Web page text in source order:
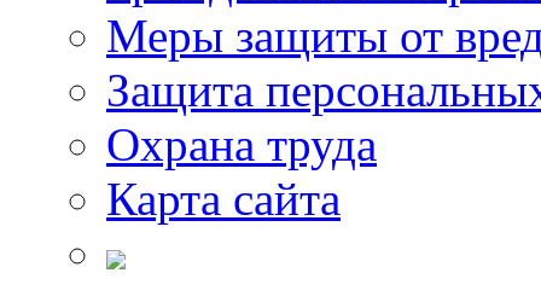
Меры защиты от
Защита
Охрана труда
Карта сайта